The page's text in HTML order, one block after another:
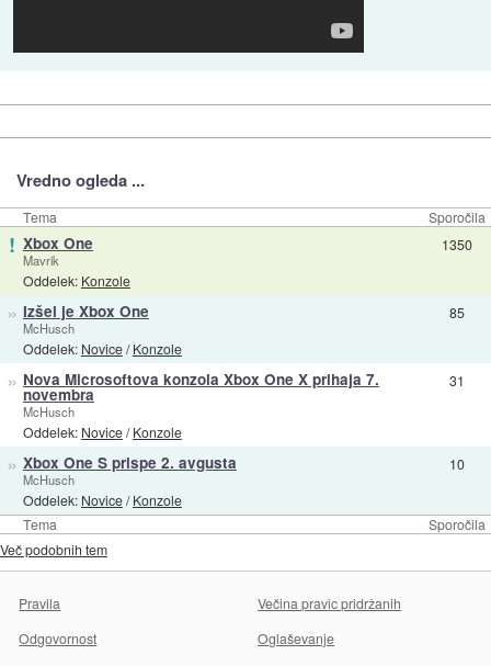
Vredno ogleda ...
Tema Sporočila
Tema Sporočila
! Xbox One
Mavrik
Oddelek: Konzole
1350
» Izšel je Xbox One
McHusch
Oddelek: Novice/Konzole
85
» Nova Microsoftova konzola Xbox One X prihaja 7.
novembra
McHusch
Oddelek: Novice/Konzole
31
» Xbox One S prispe 2. avgusta
McHusch
Oddelek: Novice/Konzole
10
Več podobnih tem
Pravila
Večina pravic pridržanih
Odgovornost
Oglaševanje